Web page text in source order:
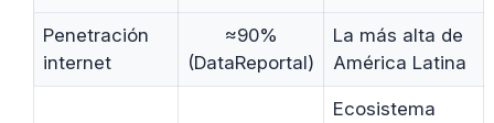
Penetración
internet
≈90%
(DataReportal)
La más alta de
América Latina
Ecosistema